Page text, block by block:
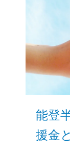
能登
援金